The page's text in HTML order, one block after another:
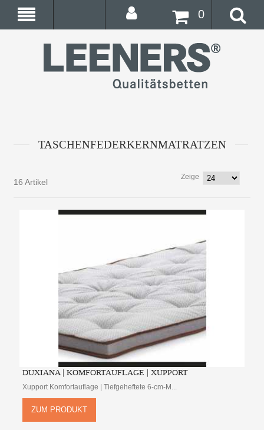
0
TASCHENFEDERKERNMATRATZEN
16 Artikel
Zeige
DUXIANA | KOMFORTAUFLAGE | XUPPORT
Xupport Komfortauflage | Tiefgeheftete 6-cm-M...
ZUM PRODUKT